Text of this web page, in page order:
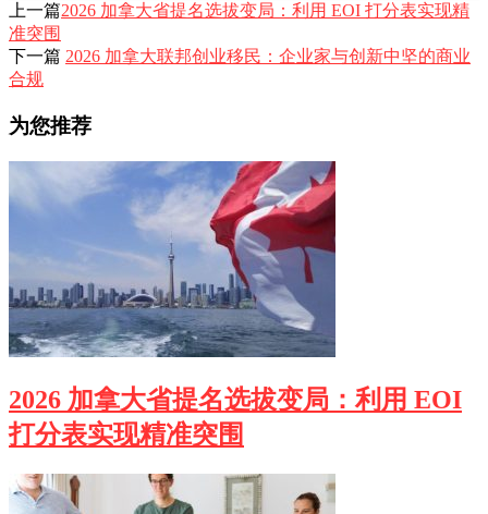
上一篇2026 加拿大省提名选拔变局：利用 EOI 打分表实现精
准突围
下一篇 2026 加拿大联邦创业移民：企业家与创新中坚的商业
合规
为您推荐
2026 加拿大省提名选拔变局：利用 EOI
打分表实现精准突围